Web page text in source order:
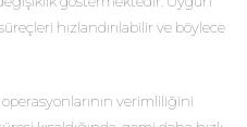
hızlandırılabilir ve böylece
verimliliğini